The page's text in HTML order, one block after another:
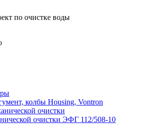
по очистке воды
колбы Housing, Vontron
очистки
очистки ЭФГ 112/508-10